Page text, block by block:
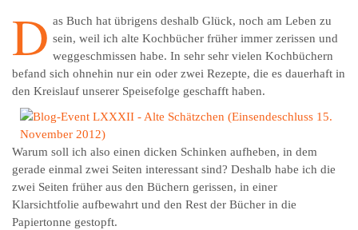
D as Buch hat übrigens deshalb Glück, noch am Leben zu
sein, weil ich alte Kochbücher früher immer zerissen und
weggeschmissen habe. In sehr sehr vielen Kochbüchern
befand sich ohnehin nur ein oder zwei Rezepte, die es dauerhaft in
den Kreislauf unserer Speisefolge geschafft haben.
Warum soll ich also einen dicken Schinken aufheben, in dem
gerade einmal zwei Seiten interessant sind? Deshalb habe ich die
zwei Seiten früher aus den Büchern gerissen, in einer
Klarsichtfolie aufbewahrt und den Rest der Bücher in die
Papiertonne gestopft.